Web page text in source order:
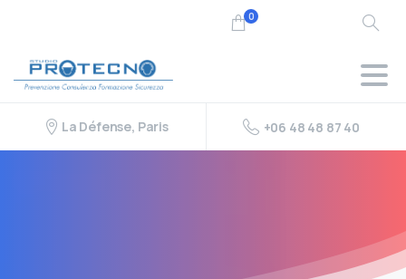
0
La Défense, Paris +06 48 48 87 40